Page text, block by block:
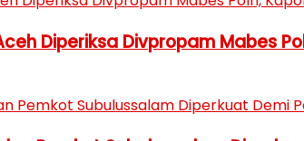
Diperiksa Divpropam Mabes